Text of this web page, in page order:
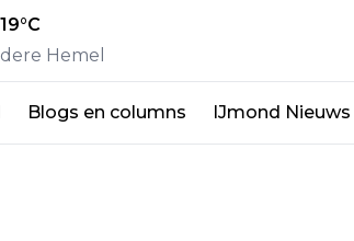
19°C
Hemel
Blogs en columns IJmond Nieuws